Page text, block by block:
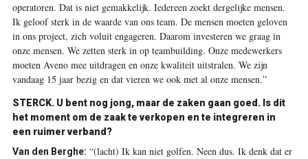
operatoren. Dat is niet gemakkelijk. Iedereen zoekt dergelijke mensen.
Ik geloof sterk in de waarde van ons team. De mensen moeten geloven
in ons project, zich voluit engageren. Daarom investeren we graag in
onze mensen. We zetten sterk in op teambuilding. Onze medewerkers
moeten Aveno mee uitdragen en onze kwaliteit uitstralen. We zijn
vandaag 15 jaar bezig en dat vieren we ook met al onze mensen.”
STERCK. U bent nog jong, maar de zaken gaan goed. Is dit
het moment om de zaak te verkopen en te integreren in
een ruimer verband?
Van den Berghe: “(lacht) Ik kan niet golfen. Neen dus. Ik denk dat er